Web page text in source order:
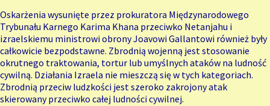
Oskarżenia wysunięte przez prokuratora Międzynarodowego
Trybunału Karnego Karima Khana przeciwko Netanjahu i
izraelskiemu ministrowi obrony Joavowi Gallantowi również były
całkowicie bezpodstawne. Zbrodnią wojenną jest stosowanie
okrutnego traktowania, tortur lub umyślnych ataków na ludność
cywilną. Działania Izraela nie mieszczą się w tych kategoriach.
Zbrodnią przeciw ludzkości jest szeroko zakrojony atak
skierowany przeciwko całej ludności cywilnej.